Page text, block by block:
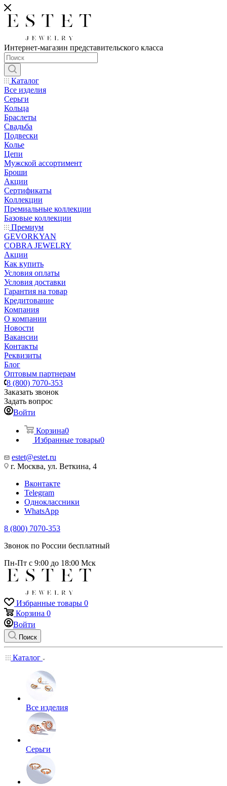
Интернет-магазин представительского класса
Каталог
Все изделия
Серьги
Кольца
Браслеты
Свадьба
Подвески
Колье
Цепи
Мужской ассортимент
Броши
Акции
Сертификаты
Коллекции
Премиальные коллекции
Базовые коллекции
Премиум
GEVORKYAN
COBRA JEWELRY
Акции
Как купить
Условия оплаты
Условия доставки
Гарантия на товар
Кредитование
Компания
О компании
Новости
Вакансии
Контакты
Реквизиты
Блог
Оптовым партнерам
8 (800) 7070-353
Заказать звонок
Задать вопрос
Войти
Корзина0
Избранные товары0
estet@estet.ru
г. Москва, ул. Веткина, 4
Вконтакте
Telegram
Одноклассники
WhatsApp
8 (800) 7070-353
Звонок по России бесплатный
Пн-Пт с 9:00 до 18:00 Мск
Избранные товары 0
Корзина 0
Войти
Поиск
Каталог
Все изделия
Серьги